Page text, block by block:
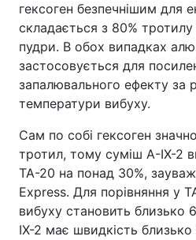
гексоген безпечнішим для
складається з 80% тротилу
пудри. В обох випадках
застосовується для
запалювального ефекту за
температури вибуху.
Сам по собі гексоген
тротил, тому суміш A-IX-2
ТА-20 на понад 30%,
Express. Для порівняння у
вибуху становить
IX-2 має швидкість